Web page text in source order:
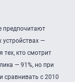
предпочитают
устройствах —
тех, кто смотрит
— 91%, но при
сравнивать с 2010